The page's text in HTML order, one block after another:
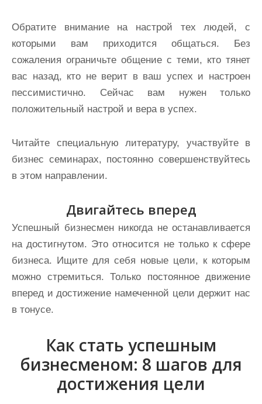
Обратите внимание на настрой тех людей, с
которыми вам приходится общаться. Без
сожаления ограничьте общение с теми, кто тянет
вас назад, кто не верит в ваш успех и настроен
пессимистично. Сейчас вам нужен только
положительный настрой и вера в успех.
Читайте специальную литературу, участвуйте в
бизнес семинарах, постоянно совершенствуйтесь
в этом направлении.
Двигайтесь вперед
Успешный бизнесмен никогда не останавливается
на достигнутом. Это относится не только к сфере
бизнеса. Ищите для себя новые цели, к которым
можно стремиться. Только постоянное движение
вперед и достижение намеченной цели держит нас
в тонусе.
Как стать успешным
бизнесменом: 8 шагов для
достижения цели